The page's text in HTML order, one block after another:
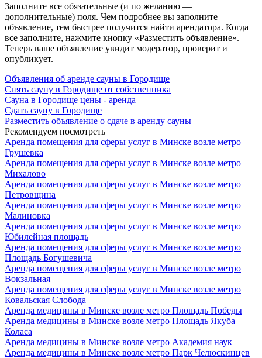
Заполните все обязательные (и по желанию —
дополнительные) поля. Чем подробнее вы заполните
объявление, тем быстрее получится найти арендатора. Когда
все заполните, нажмите кнопку «Разместить объявление».
Теперь ваше объявление увидит модератор, проверит и
опубликует.
Объявления об аренде сауны в Городище
Снять сауну в Городище от собственника
Сауна в Городище цены - аренда
Сдать сауну в Городище
Разместить объявление о сдаче в аренду сауны
Рекомендуем посмотреть
Аренда помещения для сферы услуг в Минске возле метро
Грушевка
Аренда помещения для сферы услуг в Минске возле метро
Михалово
Аренда помещения для сферы услуг в Минске возле метро
Петровщина
Аренда помещения для сферы услуг в Минске возле метро
Малиновка
Аренда помещения для сферы услуг в Минске возле метро
Юбилейная площадь
Аренда помещения для сферы услуг в Минске возле метро
Площадь Богушевича
Аренда помещения для сферы услуг в Минске возле метро
Вокзальная
Аренда помещения для сферы услуг в Минске возле метро
Ковальская Слобода
Аренда медицины в Минске возле метро Площадь Победы
Аренда медицины в Минске возле метро Площадь Якуба
Коласа
Аренда медицины в Минске возле метро Академия наук
Аренда медицины в Минске возле метро Парк Челюскинцев